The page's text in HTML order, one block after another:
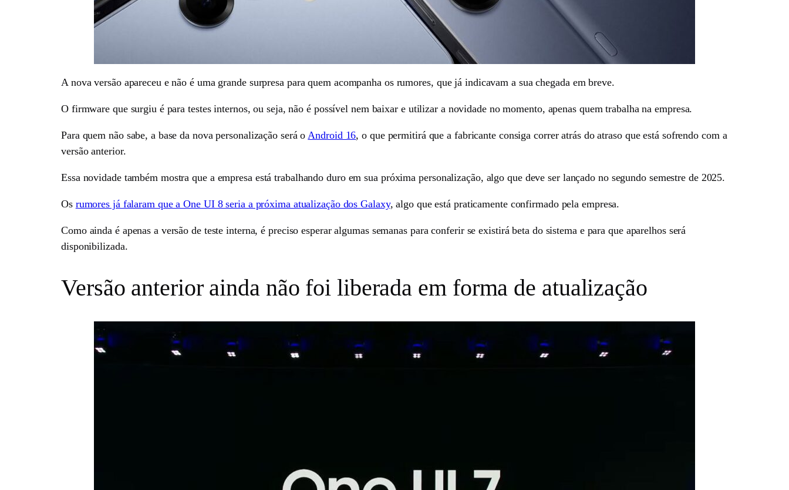
A nova versão apareceu e não é uma grande surpresa para quem acompanha os rumores, que já indicavam a sua chegada em breve.
O firmware que surgiu é para testes internos, ou seja, não é possível nem baixar e utilizar a novidade no momento, apenas quem trabalha na empresa.
Para quem não sabe, a base da nova personalização será o Android 16, o que permitirá que a fabricante consiga correr atrás do atraso que está sofrendo com a
versão anterior.
Essa novidade também mostra que a empresa está trabalhando duro em sua próxima personalização, algo que deve ser lançado no segundo semestre de 2025.
Os rumores já falaram que a One UI 8 seria a próxima atualização dos Galaxy, algo que está praticamente confirmado pela empresa.
Como ainda é apenas a versão de teste interna, é preciso esperar algumas semanas para conferir se existirá beta do sistema e para que aparelhos será
disponibilizada.
Versão anterior ainda não foi liberada em forma de atualização